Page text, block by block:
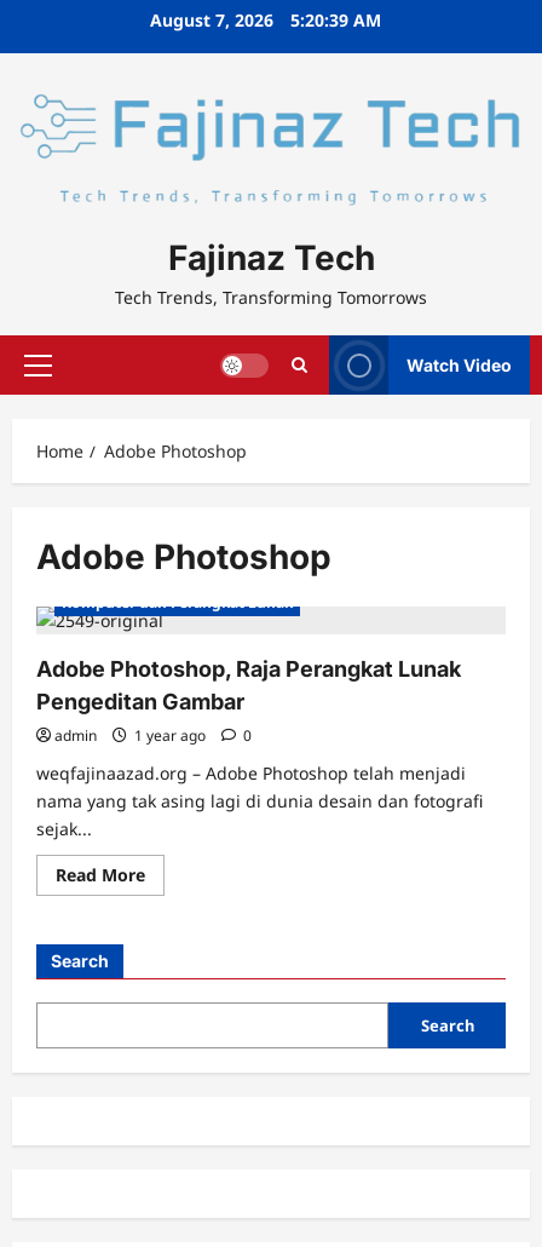
August 7, 2026 5:20:39 AM
Fajinaz Tech
Tech Trends, Transforming Tomorrows
Primary
Watch Video
Home Adobe Photoshop
Adobe Photoshop
Komputer dan Perangkat Lunak
Adobe Photoshop, Raja Perangkat Lunak
Pengeditan Gambar
admin 1 year ago 0
weqfajinaazad.org – Adobe Photoshop telah menjadi
nama yang tak asing lagi di dunia desain dan fotografi
sejak...
Read MoreRead
more
Perangkat
Pengeditan
Search
Search